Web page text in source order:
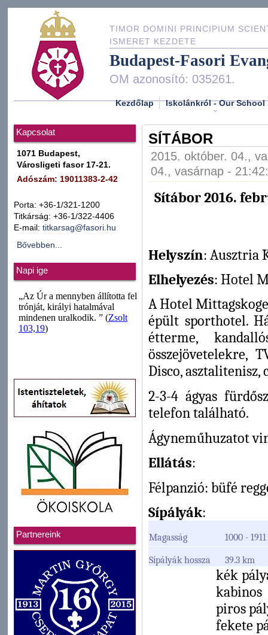
TIMOR DOMINI PRINCIPIUM
ISMERET KEZDETE
Budapest-Fasori
OM azonosító: 035261.
Kezdőlap Iskolánkról - Our School
Kapcsolat
1071 Budapest,
Városligeti fasor 17-21.
Adószám: 19011383-2-42
Porta: +36-1/321-1200
Titkárság: +36-1/322-4406
E-mail: titkarsag@fasori.hu
Bővebben...
Napi ige
Partnereink
SÍTÁBOR
2015. október. 04.,
04., vasárnap -
Sítábor 2016.
Helyszín: Ausztria
Elhelyezés: Hotel
A Hotel
épült sporthotel.
étterme,
összejövetelekre,
Disco, asztalitenisz,
2-3-4 ágyas
telefon található.
Ágyneműhuzatot
Ellátás:
Félpanzió: büfé
Sípályák:
Magasság 1000 -
Sípályák hossza 39.3 km
kék
kabinos
piros
fekete